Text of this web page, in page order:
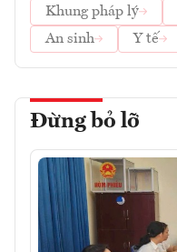
Khung pháp lý
An sinh
Y tế
Đừng bỏ lỡ